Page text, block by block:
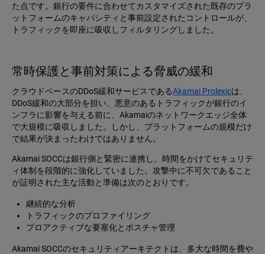
た点です。銀行の要件に合わせてカスタマイズされた既存のプラ
ットフォームのキャパシティと事前設定されたコントロールが、
トラフィックを即座に吸収しフィルタリングしました。
常時保護と事前対策による脅威の緩和
クラウドベースのDDoS緩和サービスであるAkamai Prolexicは、
DDoS緩和の大部分を担い、悪意のあるトラフィックが銀行のイ
ンフラに影響を与える前に、Akamaiのネットワークエッジ全体
で大規模に吸収しました。しかし、プラットフォームの規模だけ
で結果が決まったわけではありません。
Akamai SOCCは銀行側と緊密に連携し、時間をかけてセキュリテ
ィ体制を段階的に強化していました。攻撃中に不可欠であること
が証明された主な活動と準備は次のとおりです。
継続的な分析
トラフィックのプロファイリング
プロアクティブな要塞化とポスチャ管理
Akamai SOCCのセキュリティアーキテクトは、多大な時間を費や